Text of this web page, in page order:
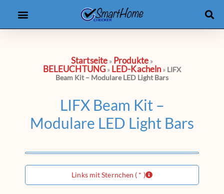
Startseite » Produkte»
BELEUCHTUNG » LED-Kacheln » LIFX
Beam Kit – Modulare LED Light Bars
LIFX Beam Kit –
Modulare LED Light Bars
Links mit Sternchen ( * )